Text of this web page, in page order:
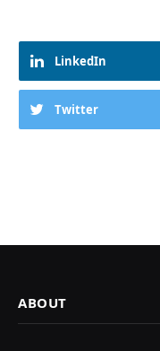
LinkedIn
Twitter
ABOUT